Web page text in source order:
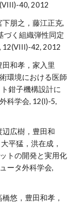
40, 2012
朋之，藤江正克,
づく組織弾性同定
12(VIII)-42, 2012
和孝，家入里
環境における医師
鉗子機構設計に
科学会, 12(I)-5,
広樹，豊田和
平猛，洪在成，
トの開発と実用化
ータ外科学会,
悠，豊田和孝，